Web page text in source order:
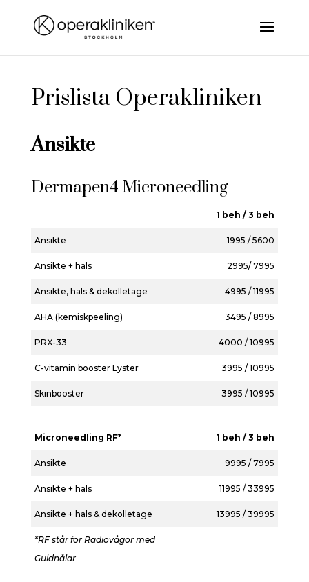
Prislista Operakliniken
Ansikte
Dermapen4 Microneedling
1 beh / 3 beh
Ansikte 1995 / 5600
Ansikte + hals 2995/ 7995
Ansikte, hals & dekolletage 4995 / 11995
AHA (kemiskpeeling) 3495 / 8995
PRX-33 4000 / 10995
C-vitamin booster Lyster 3995 / 10995
Skinbooster 3995 / 10995
Microneedling RF* 1 beh / 3 beh
Ansikte 9995 / 7995
Ansikte + hals 11995 / 33995
Ansikte + hals & dekolletage 13995 / 39995
*RF står för Radiovågor med
Guldnålar